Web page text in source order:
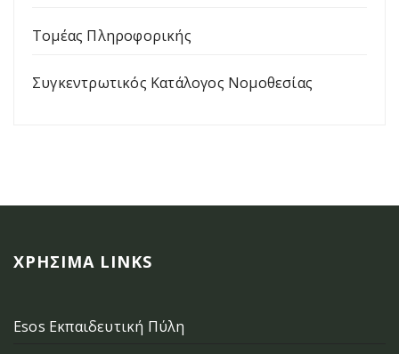
Τομέας Πληροφορικής
Συγκεντρωτικός Κατάλογος Νομοθεσίας
ΧΡΉΣΙΜΑ LINKS
Esos Εκπαιδευτική Πύλη